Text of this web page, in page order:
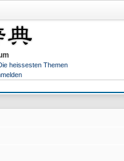
heissesten Themen